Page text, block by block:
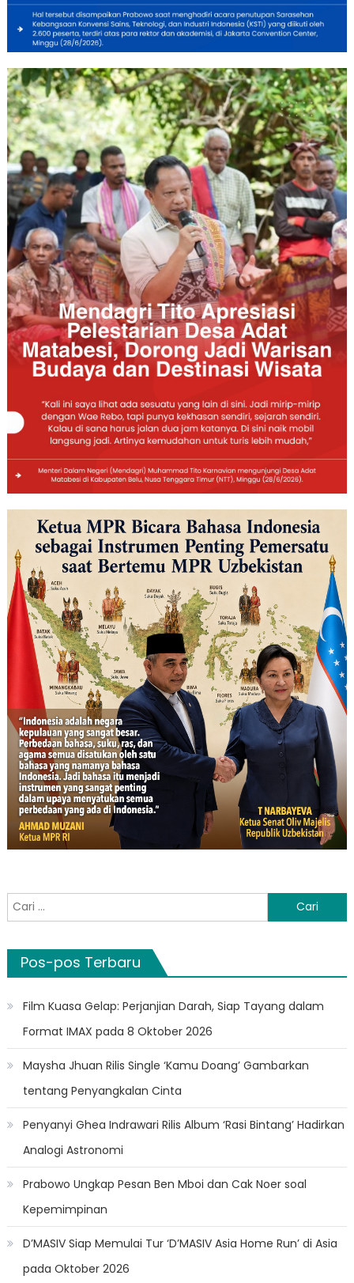
Cari
untuk:
Pos-pos Terbaru
Film Kuasa Gelap: Perjanjian Darah, Siap Tayang dalam
Format IMAX pada 8 Oktober 2026
Maysha Jhuan Rilis Single ‘Kamu Doang’ Gambarkan
tentang Penyangkalan Cinta
Penyanyi Ghea Indrawari Rilis Album ‘Rasi Bintang’ Hadirkan
Analogi Astronomi
Prabowo Ungkap Pesan Ben Mboi dan Cak Noer soal
Kepemimpinan
D’MASIV Siap Memulai Tur ‘D’MASIV Asia Home Run’ di Asia
pada Oktober 2026